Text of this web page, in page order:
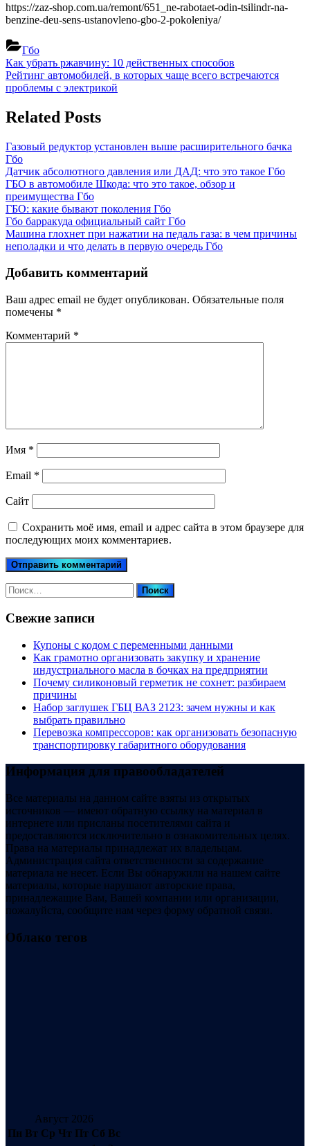
https://zaz-shop.com.ua/remont/651_ne-rabotaet-odin-tsilindr-na-
benzine-deu-sens-ustanovleno-gbo-2-pokoleniya/
Гбо
Навигация
по
Previous
Post:
Как убрать ржавчину: 10 действенных способов
Next
Post:
Рейтинг автомобилей, в которых чаще всего встречаются
проблемы с электрикой
Related Posts
Газовый редуктор установлен выше расширительного бачка
Гбо
Датчик абсолютного давления или ДАД: что это такое Гбо
ГБО в автомобиле Шкода: что это такое, обзор и
преимущества Гбо
ГБО: какие бывают поколения Гбо
Гбо барракуда официальный сайт Гбо
Машина глохнет при нажатии на педаль газа: в чем причины
неполадки и что делать в первую очередь Гбо
Добавить комментарий
Ваш адрес email не будет опубликован. Обязательные поля
помечены *
Комментарий *
Имя *
Email *
Сайт
Сохранить моё имя, email и адрес сайта в этом браузере для
последующих моих комментариев.
Найти:
Свежие записи
Купоны c кодом с переменными данными
Как грамотно организовать закупку и хранение
индустриального масла в бочках на предприятии
Почему силиконовый герметик не сохнет: разбираем
причины
Набор заглушек ГБЦ ВАЗ 2123: зачем нужны и как
выбрать правильно
Перевозка компрессоров: как организовать безопасную
транспортировку габаритного оборудования
Информация для правообладателей
Все материалы на данном сайте взяты из открытых
источников — имеют обратную ссылку на материал в
интернете или присланы посетителями сайта и
предоставляются исключительно в ознакомительных целях.
Права на материалы принадлежат их владельцам.
Администрация сайта ответственности за содержание
материала не несет. Если Вы обнаружили на нашем сайте
материалы, которые нарушают авторские права,
принадлежащие Вам, Вашей компании или организации,
пожалуйста, сообщите нам через форму обратной связи.
Облако тегов
Август 2026
Пн Вт Ср Чт Пт Сб Вс